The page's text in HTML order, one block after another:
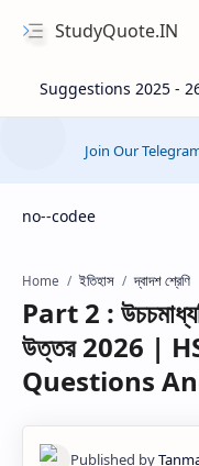
StudyQuote.IN
Join Our
no--codee
Home ইতিহাস দ্বাদশ শ্রেণি
Part 2 :
উত্তর 2026 |
Questions